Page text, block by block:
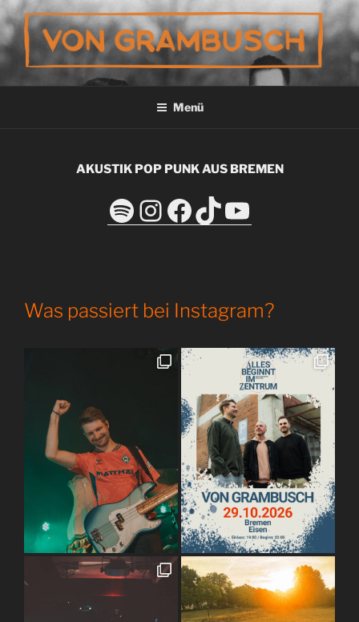
Zum
Inhalt
springen
VON GRAMBUSCH
Menü
AKUSTIK POP PUNK AUS BREMEN
Spotify
Instagram
Facebook
TikTok
YouTube
Was passiert bei Instagram?